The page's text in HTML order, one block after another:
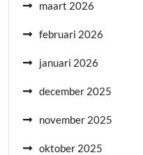
maart 2026
februari 2026
januari 2026
december 2025
november 2025
oktober 2025